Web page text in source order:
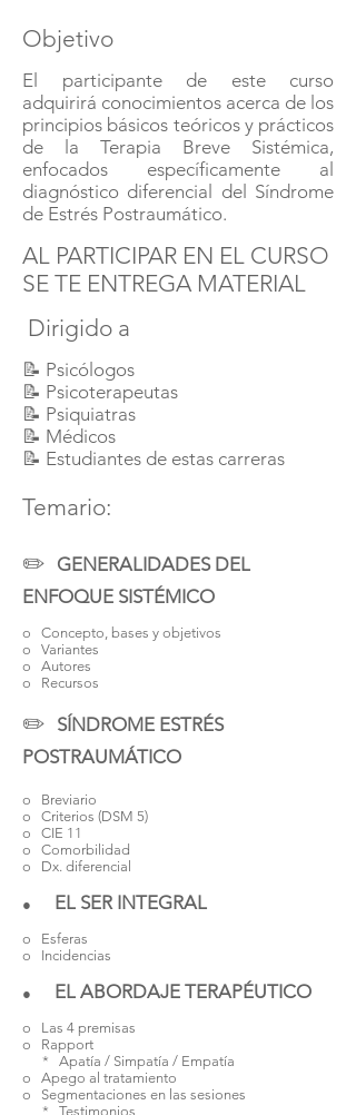
Objetivo
El participante de este curso
adquirirá conocimientos acerca de los
principios básicos teóricos y prácticos
de la Terapia Breve Sistémica,
enfocados específicamente al
diagnóstico diferencial del Síndrome
de Estrés Postraumático.
AL PARTICIPAR EN EL CURSO
SE TE ENTREGA MATERIAL
Dirigido a
📝 Psicólogos
📝 Psicoterapeutas
📝 Psiquiatras
📝 Médicos
📝 Estudiantes de estas carreras
Temario:
✏️ GENERALIDADES DEL
ENFOQUE SISTÉMICO
o Concepto, bases y objetivos
o Variantes
o Autores
o Recursos
✏️ SÍNDROME ESTRÉS
POSTRAUMÁTICO
o Breviario
o Criterios (DSM 5)
o CIE 11
o Comorbilidad
o Dx. diferencial
● EL SER INTEGRAL
o Esferas
o Incidencias
● EL ABORDAJE TERAPÉUTICO
o Las 4 premisas
o Rapport
* Apatía / Simpatía / Empatía
o Apego al tratamiento
o Segmentaciones en las sesiones
* Testimonios